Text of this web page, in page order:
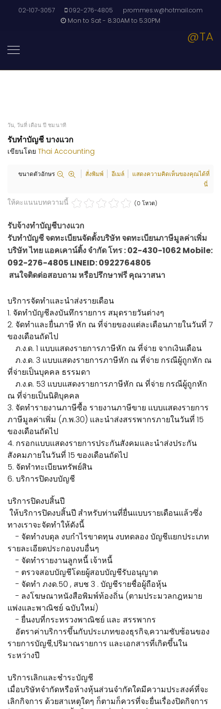
02-107-3057 092-276-4805
prommes.w@hotmail.com
Mon to Sat - 8.30AM to 5.30PM
@TA
วัน, วันที่ เดือน ปี ชม:นาที
รับทำบัญชี บางแวก
เขียนโดย Thai Accounting
ขนาดตัวอักษร สั่งพิมพ์ อีเมล์
แสดงความคิดเห็นของคุณได้ที่
นี่
ให้คะแนนบทความนี้ (0 โหวต)
รับจ้างทำบัญชีบางแวก
รับทำบัญชี จดทะเบียนจัดตั้งบริษัท จดทะเบียนภาษีมูลค่าเพิ่ม
บริษัท ไทย แอคเคาน์ติ้ง จำกัด โทร : 02-430-1062 Mobile:
092-276-4805 LINEID: 0922764805
สนใจติดต่อสอบถาม หรือปรึกษาฟรี คุณวาสนา
บริการจัดทำและนำส่งรายเดือน
1. จัดทำบัญชีลงบันทึกรายการ สมุดรายวันต่างๆ
2. จัดทำและยื่นภาษี หัก ณ ที่จ่ายของแต่ละเดือนภายในวันที่ 7
ของเดือนถัดไป
ภ.ง.ด. 1 แบบแสดงรายการภาษีหัก ณ ที่จ่าย จากเงินเดือน
ภ.ง.ด. 3 แบบแสดงรายการภาษีหัก ณ ที่จ่าย กรณีผู้ถูกหัก ณ
ที่จ่ายเป็นบุคคล ธรรมดา
ภ.ง.ด. 53 แบบแสดงรายการภาษีหัก ณ ที่จ่าย กรณีผู้ถูกหัก
ณ ที่จ่ายเป็นนิติบุคคล
3. จัดทำรายงานภาษีซื้อ รายงานภาษีขาย แบบแสดงรายการ
ภาษีมูลค่าเพิ่ม (ภ.พ.30) และนำส่งสรรพากรภายในวันที่ 15
ของเดือนถัดไป
4. กรอกแบบแสดงรายการประกันสังคมและนำส่งประกัน
สังคมภายในวันที่ 15 ของเดือนถัดไป
5. จัดทำทะเบียนทรัพย์สิน
6. บริการปิดงบบัญชี
บริการปิดงบสิ้นปี
ให้บริการปิดงบสิ้นปี สำหรับท่านที่ยื่นแบบรายเดือนแล้วซึ่ง
ทางเราจะจัดทำให้ดังนี้
- จัดทำงบดุล งบกำไรขาดทุน งบทดลอง บัญชีแยกประเภท
รายละเอียดประกอบงบอื่นๆ
- จัดทำรายงานลูกหนี้ เจ้าหนี้
- ตรวจสอบบัญชีโดยผู้สอบบัญชีรับอนุญาต
- จัดทำ ภงด.50 , สบช 3 . บัญชีรายชื่อผู้ถือหุ้น
- ลงโฆษณาหนังสือพิมพ์ท้องถิ่น (ตามประมวลกฎหมาย
แพ่งและพาณิชย์ ฉบับใหม่)
- ยื่นงบที่กระทรวงพาณิชย์ และ สรรพากร
อัตราค่าบริการขึ้นกับประเภทของธุรกิจ,ความซับซ้อนของ
รายการบัญชี,ปริมาณรายการ และเอกสารที่เกิดขึ้นใน
ระหว่างปี
บริการเลิกและชำระบัญชี
เมื่อบริษัทจำกัดหรือห้างหุ้นส่วนจำกัดใดมีความประสงค์ที่จะ
เลิกกิจการ ด้วยสาเหตุใดๆ ก็ตามก็ควรที่จะยื่นเรื่องปิดกิจการ